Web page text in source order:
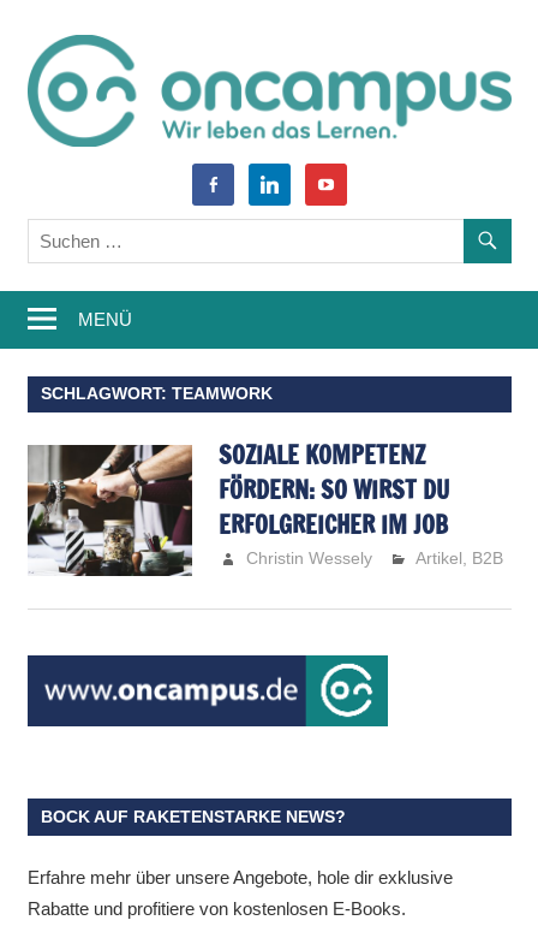
springen
oncampus-
Blog
–
Weiterbildung,
Studium,
Wissen
Learning
facebook-
alt
linkedin youtube
MENÜ
SCHLAGWORT: TEAMWORK
SOZIALE KOMPETENZ
FÖRDERN: SO WIRST DU
ERFOLGREICHER IM JOB
Christin Wessely Artikel, B2B
BOCK AUF RAKETENSTARKE NEWS?
Erfahre mehr über unsere Angebote, hole dir exklusive
Rabatte und profitiere von kostenlosen E-Books.